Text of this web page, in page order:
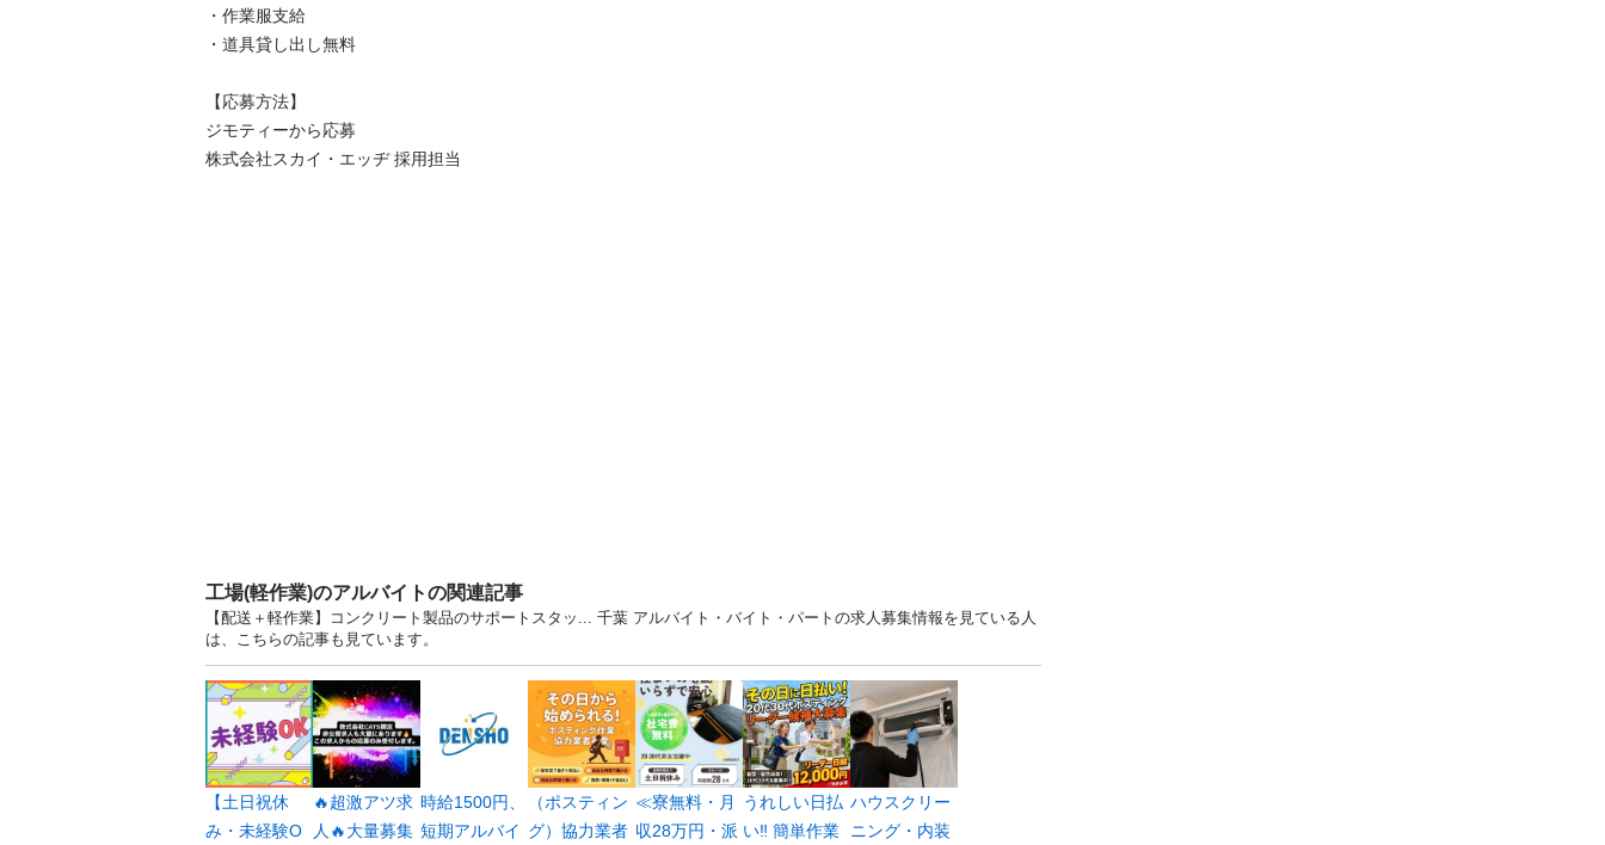
・作業服支給
・道具貸し出し無料
【応募方法】
ジモティーから応募
株式会社スカイ・エッヂ 採用担当
工場(軽作業)のアルバイトの関連記事
【配送＋軽作業】コンクリート製品のサポートスタッ... 千葉 アルバイト・バイト・パートの求人募集情報を見ている人
は、こちらの記事も見ています。
【土日祝休
み・未経験O
🔥超激アツ求
人🔥大量募集
時給1500円、
短期アルバイ
（ポスティン
グ）協力業者
≪寮無料・月
収28万円・派
うれしい日払
い‼ 簡単作業
ハウスクリー
ニング・内装